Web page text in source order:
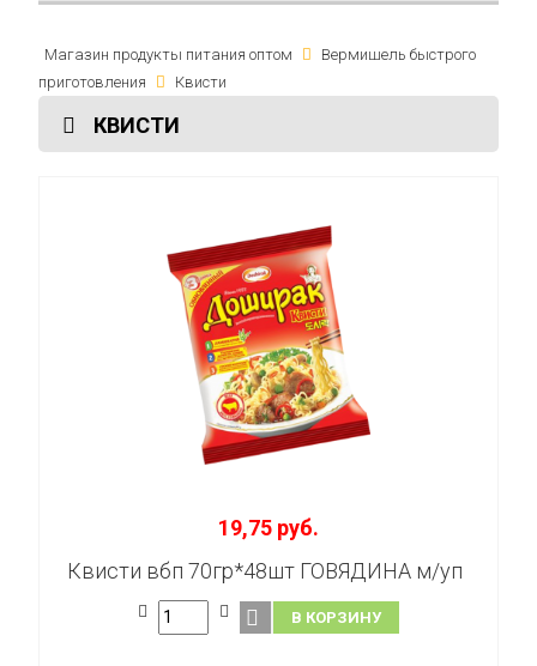
Магазин продукты питания оптом
Вермишель быстрого
приготовления
Квисти
КВИСТИ
19,75 руб.
Квисти вбп 70гр*48шт ГОВЯДИНА м/уп
В КОРЗИНУ